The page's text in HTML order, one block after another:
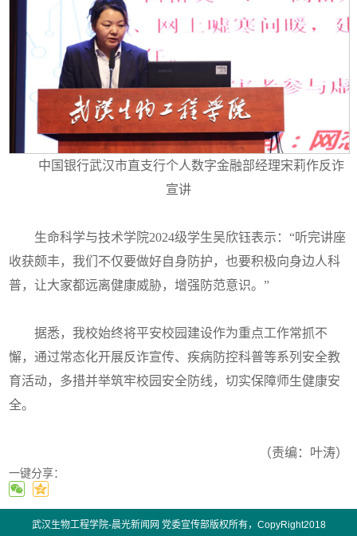
中国银行武汉市直支行个人数字金融部经理宋莉作反诈
宣讲
生命科学与技术学院2024级学生吴欣钰表示：“听完讲座
收获颇丰，我们不仅要做好自身防护，也要积极向身边人科
普，让大家都远离健康威胁，增强防范意识。”
据悉，我校始终将平安校园建设作为重点工作常抓不
懈，通过常态化开展反诈宣传、疾病防控科普等系列安全教
育活动，多措并举筑牢校园安全防线，切实保障师生健康安
全。
（责编：叶涛）
一键分享：
武汉生物工程学院-晨光新闻网 党委宣传部版权所有，CopyRight2018